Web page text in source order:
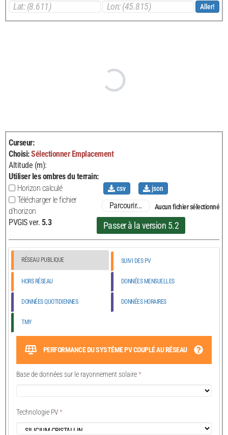
Aller!
Curseur:
Choisi:Sélectionner Emplacement
Altitude (m):
Utiliser les ombres du terrain:
Horizon calculé
csv json
Télécharger le fichier
d'horizon
Parcourir... Aucun fichier sélectionné
PVGIS ver. 5.3 Passer à la version 5.2
RÉSEAU PUBLIQUE SUIVI DES PV
HORS RÉSEAU DONNÉES MENSUELLES
DONNÉES QUOTIDIENNES DONNÉES HORAIRES
TMY
PERFORMANCE DU SYSTÉME PV COUPLÉ AU RÉSEAU
Base de données sur le rayonnement solaire*
Technologie PV*